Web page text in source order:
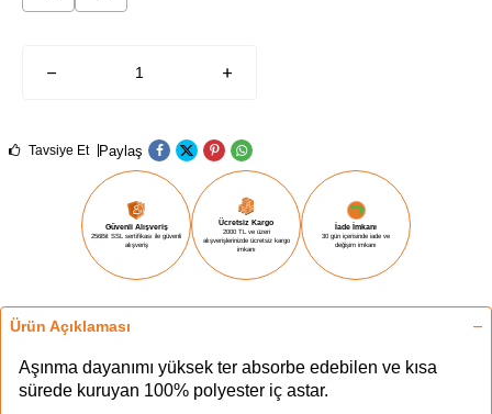
Tavsiye Et Paylaş
Güvenli Alışveriş
256Bit SSL sertifikası ile güvenli
alışveriş
Ücretsiz Kargo
2000 TL ve üzeri
alışverişlerinizde ücretsiz kargo
imkanı
İade İmkanı
30 gün içerisinde iade ve
değişim imkanı
Ürün Açıklaması
Aşınma dayanımı yüksek ter absorbe edebilen ve kısa
sürede kuruyan 100% polyester iç astar.